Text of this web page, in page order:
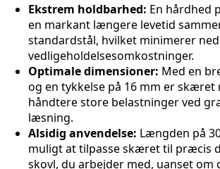
Ekstrem holdbarhed: En hårdhed
en markant længere levetid
standardstål, hvilket minimerer
vedligeholdelsesomkostninger.
Optimale dimensioner: Med en
og en tykkelse på 16 mm er
håndtere store belastninger ved
læsning.
Alsidig anvendelse: Længden på
muligt at tilpasse skæret til præcis
skovl, du arbejder med, uanset om